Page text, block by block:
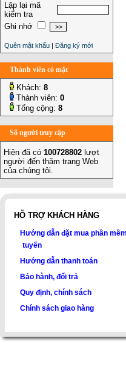
Lặp lại mã
kiểm tra
Ghi nhớ
Quên mật khẩu | Đăng ký mới
Thành viên có mặt
Khách: 8
Thành viên: 0
Tổng cộng: 8
Số người truy cập
Hiện đã có 100728802 lượt
người đến thăm trang Web
của chúng tôi.
HỖ TRỢ KHÁCH HÀNG
Hướng dẫn đặt mua phần
tuyến
Hướng dẫn thanh toán
Bảo hành, đổi trả
Quy định, chính sách
Chính sách giao hàng